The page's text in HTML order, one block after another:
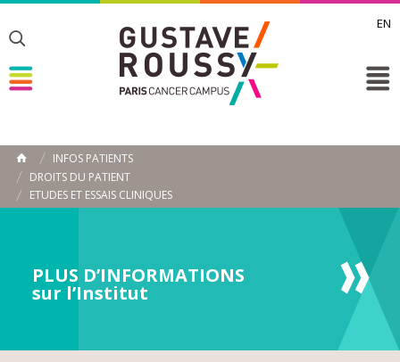
EN
Toggle
Toggle
Toggle
ACCUEIL
INFOS PATIENTS
DROITS DU PATIENT
ETUDES ET ESSAIS CLINIQUES
PLUS D’INFORMATIONS
sur l’Institut